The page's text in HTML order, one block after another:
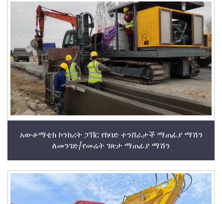
አውቶማቲክ ኮንክሪት ፓቨር የከባድ ተንሸራታች ማጠፊያ ማሽን
ለመንገድ/የመሬት ገጽታ ማጠፊያ ማሽን